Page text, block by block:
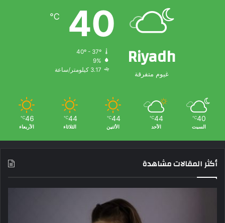
Riyadh
غيوم متفرقة
40
℃
40º - 37º
9%
3.17 كيلومتر/ساعة
40
℃
السبت
44
℃
الأحد
44
℃
الأثنين
44
℃
الثلاثاء
46
℃
الأربعاء
أكثر المقالات مشاهدة